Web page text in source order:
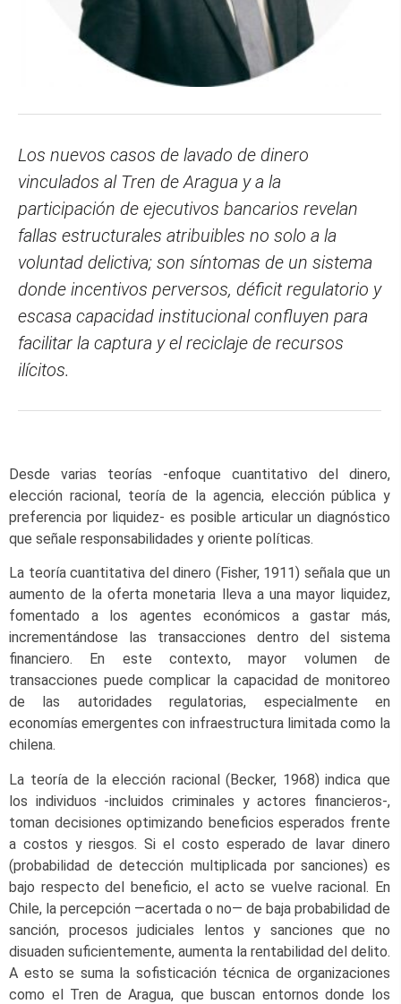
Los nuevos casos de lavado de dinero
vinculados al Tren de Aragua y a la
participación de ejecutivos bancarios revelan
fallas estructurales atribuibles no solo a la
voluntad delictiva; son síntomas de un sistema
donde incentivos perversos, déficit regulatorio y
escasa capacidad institucional confluyen para
facilitar la captura y el reciclaje de recursos
ilícitos.
Desde varias teorías -enfoque cuantitativo del dinero,
elección racional, teoría de la agencia, elección pública y
preferencia por liquidez- es posible articular un diagnóstico
que señale responsabilidades y oriente políticas.
La teoría cuantitativa del dinero (Fisher, 1911) señala que un
aumento de la oferta monetaria lleva a una mayor liquidez,
fomentado a los agentes económicos a gastar más,
incrementándose las transacciones dentro del sistema
financiero. En este contexto, mayor volumen de
transacciones puede complicar la capacidad de monitoreo
de las autoridades regulatorias, especialmente en
economías emergentes con infraestructura limitada como la
chilena.
La teoría de la elección racional (Becker, 1968) indica que
los individuos -incluidos criminales y actores financieros-,
toman decisiones optimizando beneficios esperados frente
a costos y riesgos. Si el costo esperado de lavar dinero
(probabilidad de detección multiplicada por sanciones) es
bajo respecto del beneficio, el acto se vuelve racional. En
Chile, la percepción —acertada o no— de baja probabilidad de
sanción, procesos judiciales lentos y sanciones que no
disuaden suficientemente, aumenta la rentabilidad del delito.
A esto se suma la sofisticación técnica de organizaciones
como el Tren de Aragua, que buscan entornos donde los